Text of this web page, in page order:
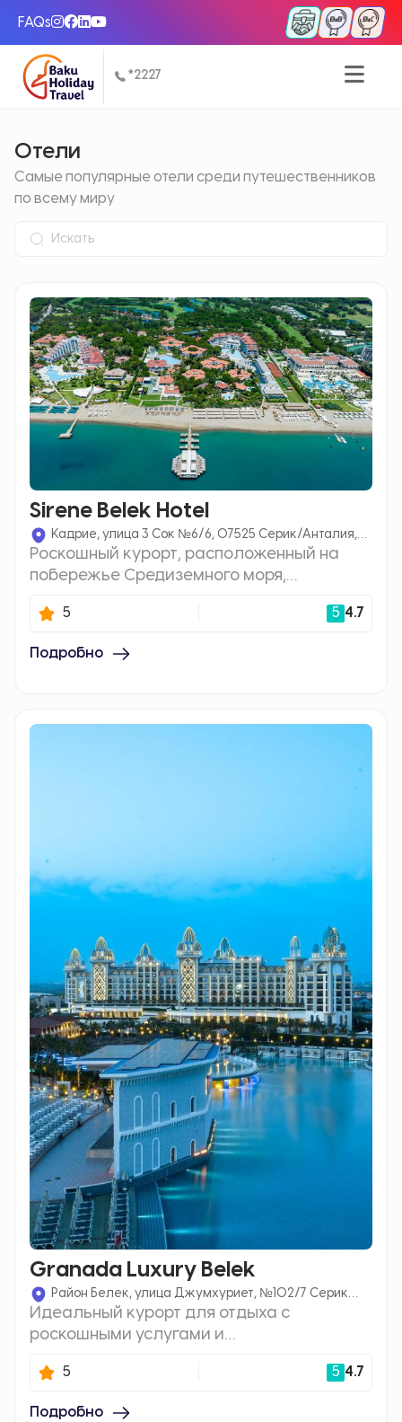
FAQs
*2227
Отели
Самые популярные отели среди путешественников
по всему миру
Sirene Belek Hotel
Кадрие, улица 3 Сок №6/6, 07525 Серик/Анталия,
Турция
Роскошный курорт, расположенный на
побережье Средиземного моря,
высоким качеством обслуживания.
5 5 4.7
Granada Luxury Belek
Район Белек, улица Джумхуриет, №102/7 Серик
Анталия, 07506 Белек, Турция
Идеальный курорт для отдыха с
роскошными услугами и
расположенный на побережье
5 5 4.7